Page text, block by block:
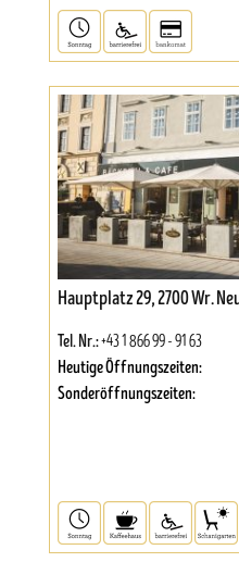
Hauptplatz 29, 2700 Wr.
Tel. Nr.:+43 1 866 99 - 91 63
Heutige Öffnungszeiten:
Sonderöffnungszeiten: